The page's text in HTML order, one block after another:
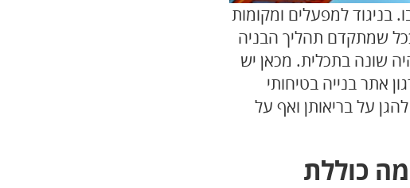
בניגוד למפעלים ומקומות
שמתקדם תהליך הבניה
שונה בתכלית. מכאן יש
אתר בנייה בטיחותי
על בריאותן ואף על
כוללת